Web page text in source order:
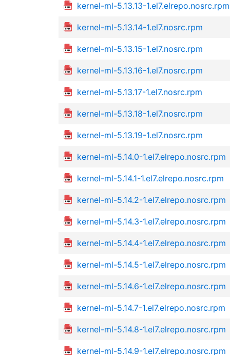
kernel-ml-5.13.13-1.el7.elrepo.nosrc.rpm
kernel-ml-5.13.14-1.el7.nosrc.rpm
kernel-ml-5.13.15-1.el7.nosrc.rpm
kernel-ml-5.13.16-1.el7.nosrc.rpm
kernel-ml-5.13.17-1.el7.nosrc.rpm
kernel-ml-5.13.18-1.el7.nosrc.rpm
kernel-ml-5.13.19-1.el7.nosrc.rpm
kernel-ml-5.14.0-1.el7.elrepo.nosrc.rpm
kernel-ml-5.14.1-1.el7.elrepo.nosrc.rpm
kernel-ml-5.14.2-1.el7.elrepo.nosrc.rpm
kernel-ml-5.14.3-1.el7.elrepo.nosrc.rpm
kernel-ml-5.14.4-1.el7.elrepo.nosrc.rpm
kernel-ml-5.14.5-1.el7.elrepo.nosrc.rpm
kernel-ml-5.14.6-1.el7.elrepo.nosrc.rpm
kernel-ml-5.14.7-1.el7.elrepo.nosrc.rpm
kernel-ml-5.14.8-1.el7.elrepo.nosrc.rpm
kernel-ml-5.14.9-1.el7.elrepo.nosrc.rpm